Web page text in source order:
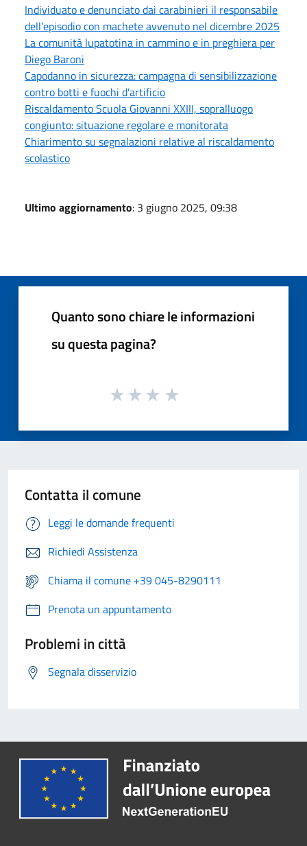
Individuato e denunciato dai carabinieri il responsabile
dell’episodio con machete avvenuto nel dicembre 2025
La comunità lupatotina in cammino e in preghiera per
Diego Baroni
Capodanno in sicurezza: campagna di sensibilizzazione
contro botti e fuochi d'artificio
Riscaldamento Scuola Giovanni XXIII, sopralluogo
congiunto: situazione regolare e monitorata
Chiarimento su segnalazioni relative al riscaldamento
scolastico
Ultimo aggiornamento: 3 giugno 2025, 09:38
Quanto sono chiare le informazioni
su questa pagina?
Contatta il comune
Leggi le domande frequenti
Richiedi Assistenza
Chiama il comune +39 045-8290111
Prenota un appuntamento
Problemi in città
Segnala disservizio